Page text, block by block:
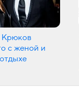
Крюков
с женой и